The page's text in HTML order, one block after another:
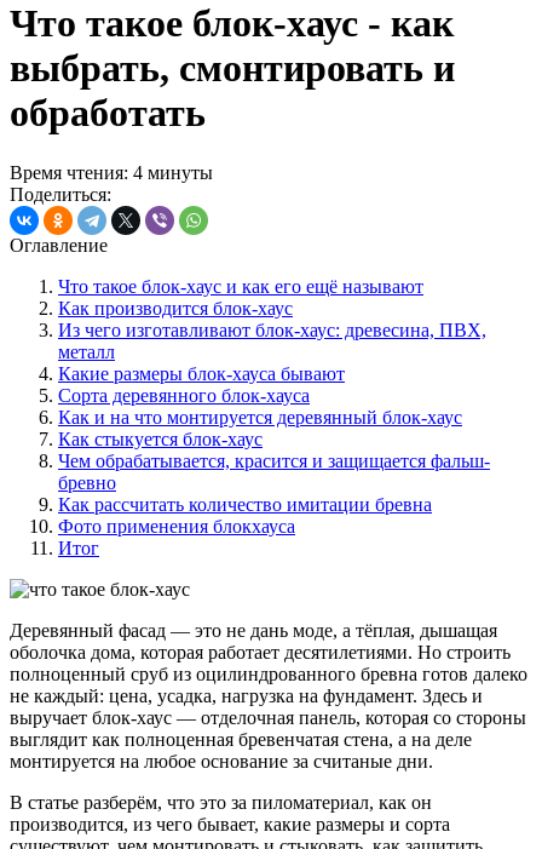
Что такое блок-хаус - как
выбрать, смонтировать и
обработать
Время чтения: 4 минуты
Поделиться:
Оглавление
Что такое блок-хаус и как его ещё называют
Как производится блок-хаус
Из чего изготавливают блок-хаус: древесина, ПВХ,
металл
Какие размеры блок-хауса бывают
Сорта деревянного блок-хауса
Как и на что монтируется деревянный блок-хаус
Как стыкуется блок-хаус
Чем обрабатывается, красится и защищается фальш-
бревно
Как рассчитать количество имитации бревна
Фото применения блокхауса
Итог
Деревянный фасад — это не дань моде, а тёплая, дышащая
оболочка дома, которая работает десятилетиями. Но строить
полноценный сруб из оцилиндрованного бревна готов далеко
не каждый: цена, усадка, нагрузка на фундамент. Здесь и
выручает блок-хаус — отделочная панель, которая со стороны
выглядит как полноценная бревенчатая стена, а на деле
монтируется на любое основание за считаные дни.
В статье разберём, что это за пиломатериал, как он
производится, из чего бывает, какие размеры и сорта